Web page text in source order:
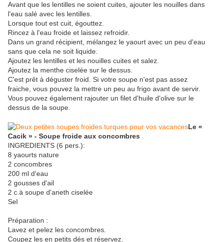
Avant que les lentilles ne soient cuites, ajouter les nouilles dans
l'eau salé avec les lentilles.
Lorsque tout est cuit, égouttez.
Rincez à l'eau froide et laissez refroidir.
Dans un grand récipient, mélangez le yaourt avec un peu d'eau
sans que cela ne soit liquide.
Ajoutez les lentilles et les nouilles cuites et salez.
Ajoutez la menthe ciselée sur le dessus.
C'est prêt à déguster froid. Si votre soupe n'est pas assez
fraiche, vous pouvez la mettre un peu au frigo avant de servir.
Vous pouvez également rajouter un filet d'huile d'olive sur le
dessus de la soupe.
Le «
Cacik » - Soupe froide aux concombres
INGREDIENTS (6 pers.):
8 yaourts nature
2 concombres
200 ml d'eau
2 gousses d'ail
2 c.à soupe d'aneth ciselée
Sel
Préparation :
Lavez et pelez les concombres.
Coupez les en petits dés et réservez.